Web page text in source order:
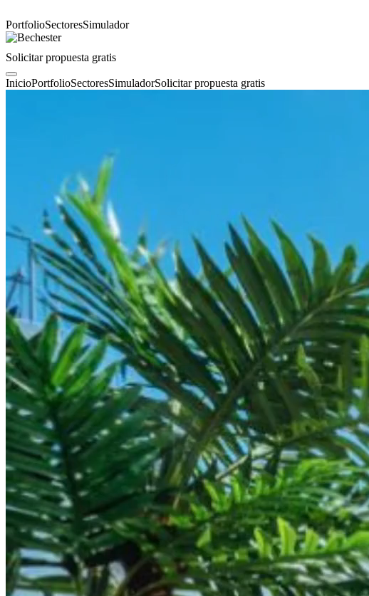
PortfolioSectoresSimulador
Solicitar propuesta gratis
InicioPortfolioSectoresSimuladorSolicitar propuesta gratis